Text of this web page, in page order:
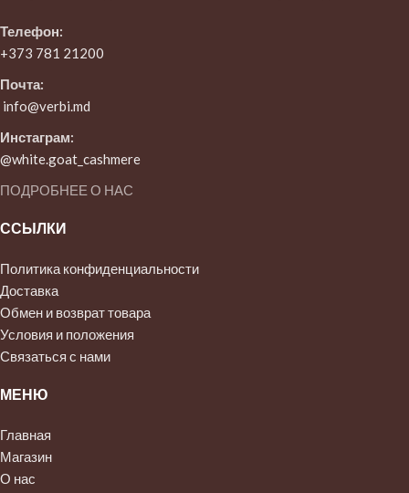
Телефон:
+373 781 21200
Почта:
info@verbi.md
Инстаграм:
@white.goat_cashmere
ПОДРОБНЕЕ О НАС
ССЫЛКИ
Политика конфиденциальности
Доставка
Обмен и возврат товара
Условия и положения
Связаться с нами
МЕНЮ
Главная
Магазин
О нас